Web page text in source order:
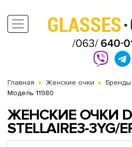
Главная Женские очки Бренды
Модель 11980
ЖЕНСКИЕ ОЧКИ
STELLAIRE3-3YG/